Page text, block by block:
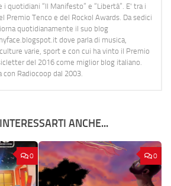
i quotidiani “Il Manifesto” e “Libertà”. E' tra i
Premio Tenco e del Rockol Awards. Da sedici
quotidianamente il suo blog
dove parla di musica,
varie, sport e con cui ha vinto il Premio
del 2016 come miglior blog italiano.
con Radiocoop dal 2003.
ANCHE...
0 0